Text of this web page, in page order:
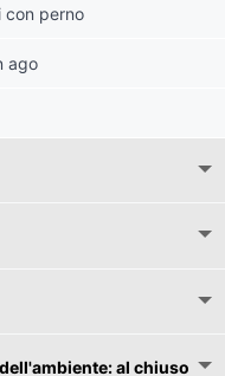
con perno
ago
al chiuso